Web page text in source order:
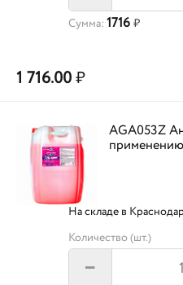
Сумма: 1716 ₽
1 716.00₽
AGA053Z
На складе в
Количество (шт.)
–